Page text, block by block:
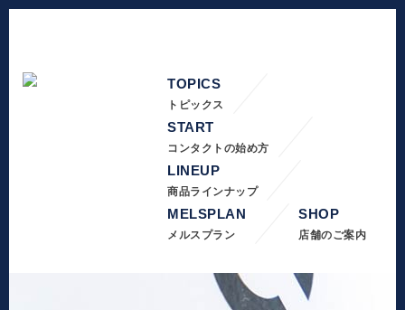
TOPICS
トピックス
START
コンタクトの始め方
LINEUP
商品ラインナップ
MELSPLAN
メルスプラン
SHOP
店舗のご案内